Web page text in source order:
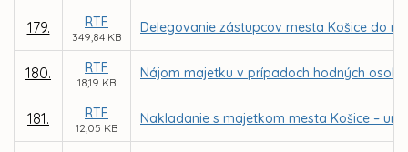
179. RTF
349,84 KB
Delegovanie zástupcov mesta Košice do
180. RTF
18,19 KB
Nájom majetku v prípadoch hodných
181. RTF
12,05 KB
Nakladanie s majetkom mesta Košice –